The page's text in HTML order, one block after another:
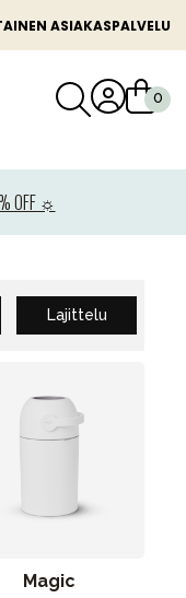
ASIAKASPALVELU
OFF ☼
Lajittelu
Magic